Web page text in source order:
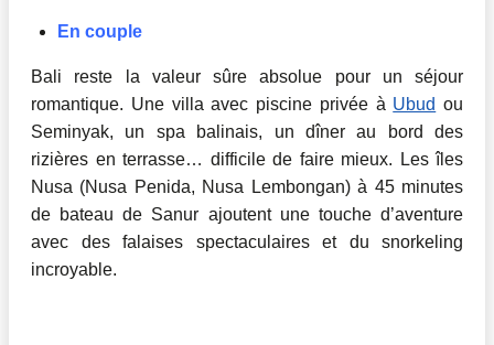
En couple
Bali reste la valeur sûre absolue pour un séjour
romantique. Une villa avec piscine privée à Ubud ou
Seminyak, un spa balinais, un dîner au bord des
rizières en terrasse… difficile de faire mieux. Les îles
Nusa (Nusa Penida, Nusa Lembongan) à 45 minutes
de bateau de Sanur ajoutent une touche d’aventure
avec des falaises spectaculaires et du snorkeling
incroyable.